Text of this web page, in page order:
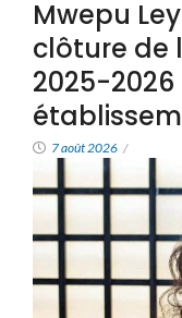
Mwepu
clôture de
2025-
7 août 2026 /